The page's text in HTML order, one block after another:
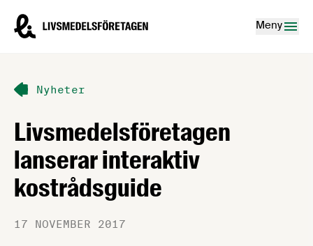
Livsmedelsföretagen – till startsidan
Meny
Nyheter
Livsmedelsföretagen
lanserar interaktiv
kostrådsguide
17 NOVEMBER 2017